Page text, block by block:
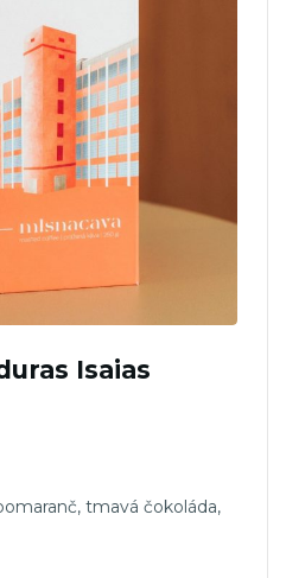
Isaias
tmavá čokoláda,